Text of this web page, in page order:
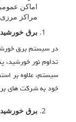
اماکن
مراکز مرزی
برق
در سیستم برق
تداوم نور خورشید،
سیستم، علاوه بر
خود به شرکت های
برق